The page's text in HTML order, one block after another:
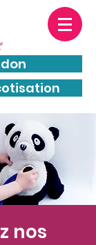
juridiquement
Sans
pas au
nos